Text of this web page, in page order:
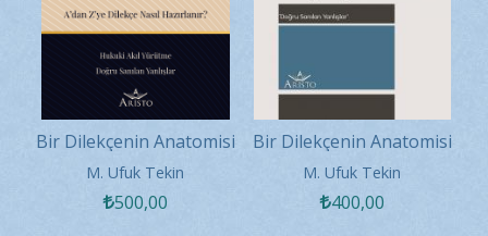
Bir Dilekçenin Anatomisi
- A'dan Z'ye Dilekçe
Nasıl Hazırlanır?
M. Ufuk Tekin
500,00
Bir Dilekçenin Anatomisi
- A'dan Z'ye Dilekçe
Nasıl Hazırlanır?
M. Ufuk Tekin
400,00